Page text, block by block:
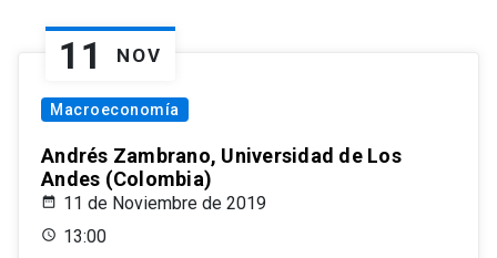
11 NOV
Macroeconomía
Andrés Zambrano, Universidad de Los
Andes (Colombia)
11 de Noviembre de 2019
13:00